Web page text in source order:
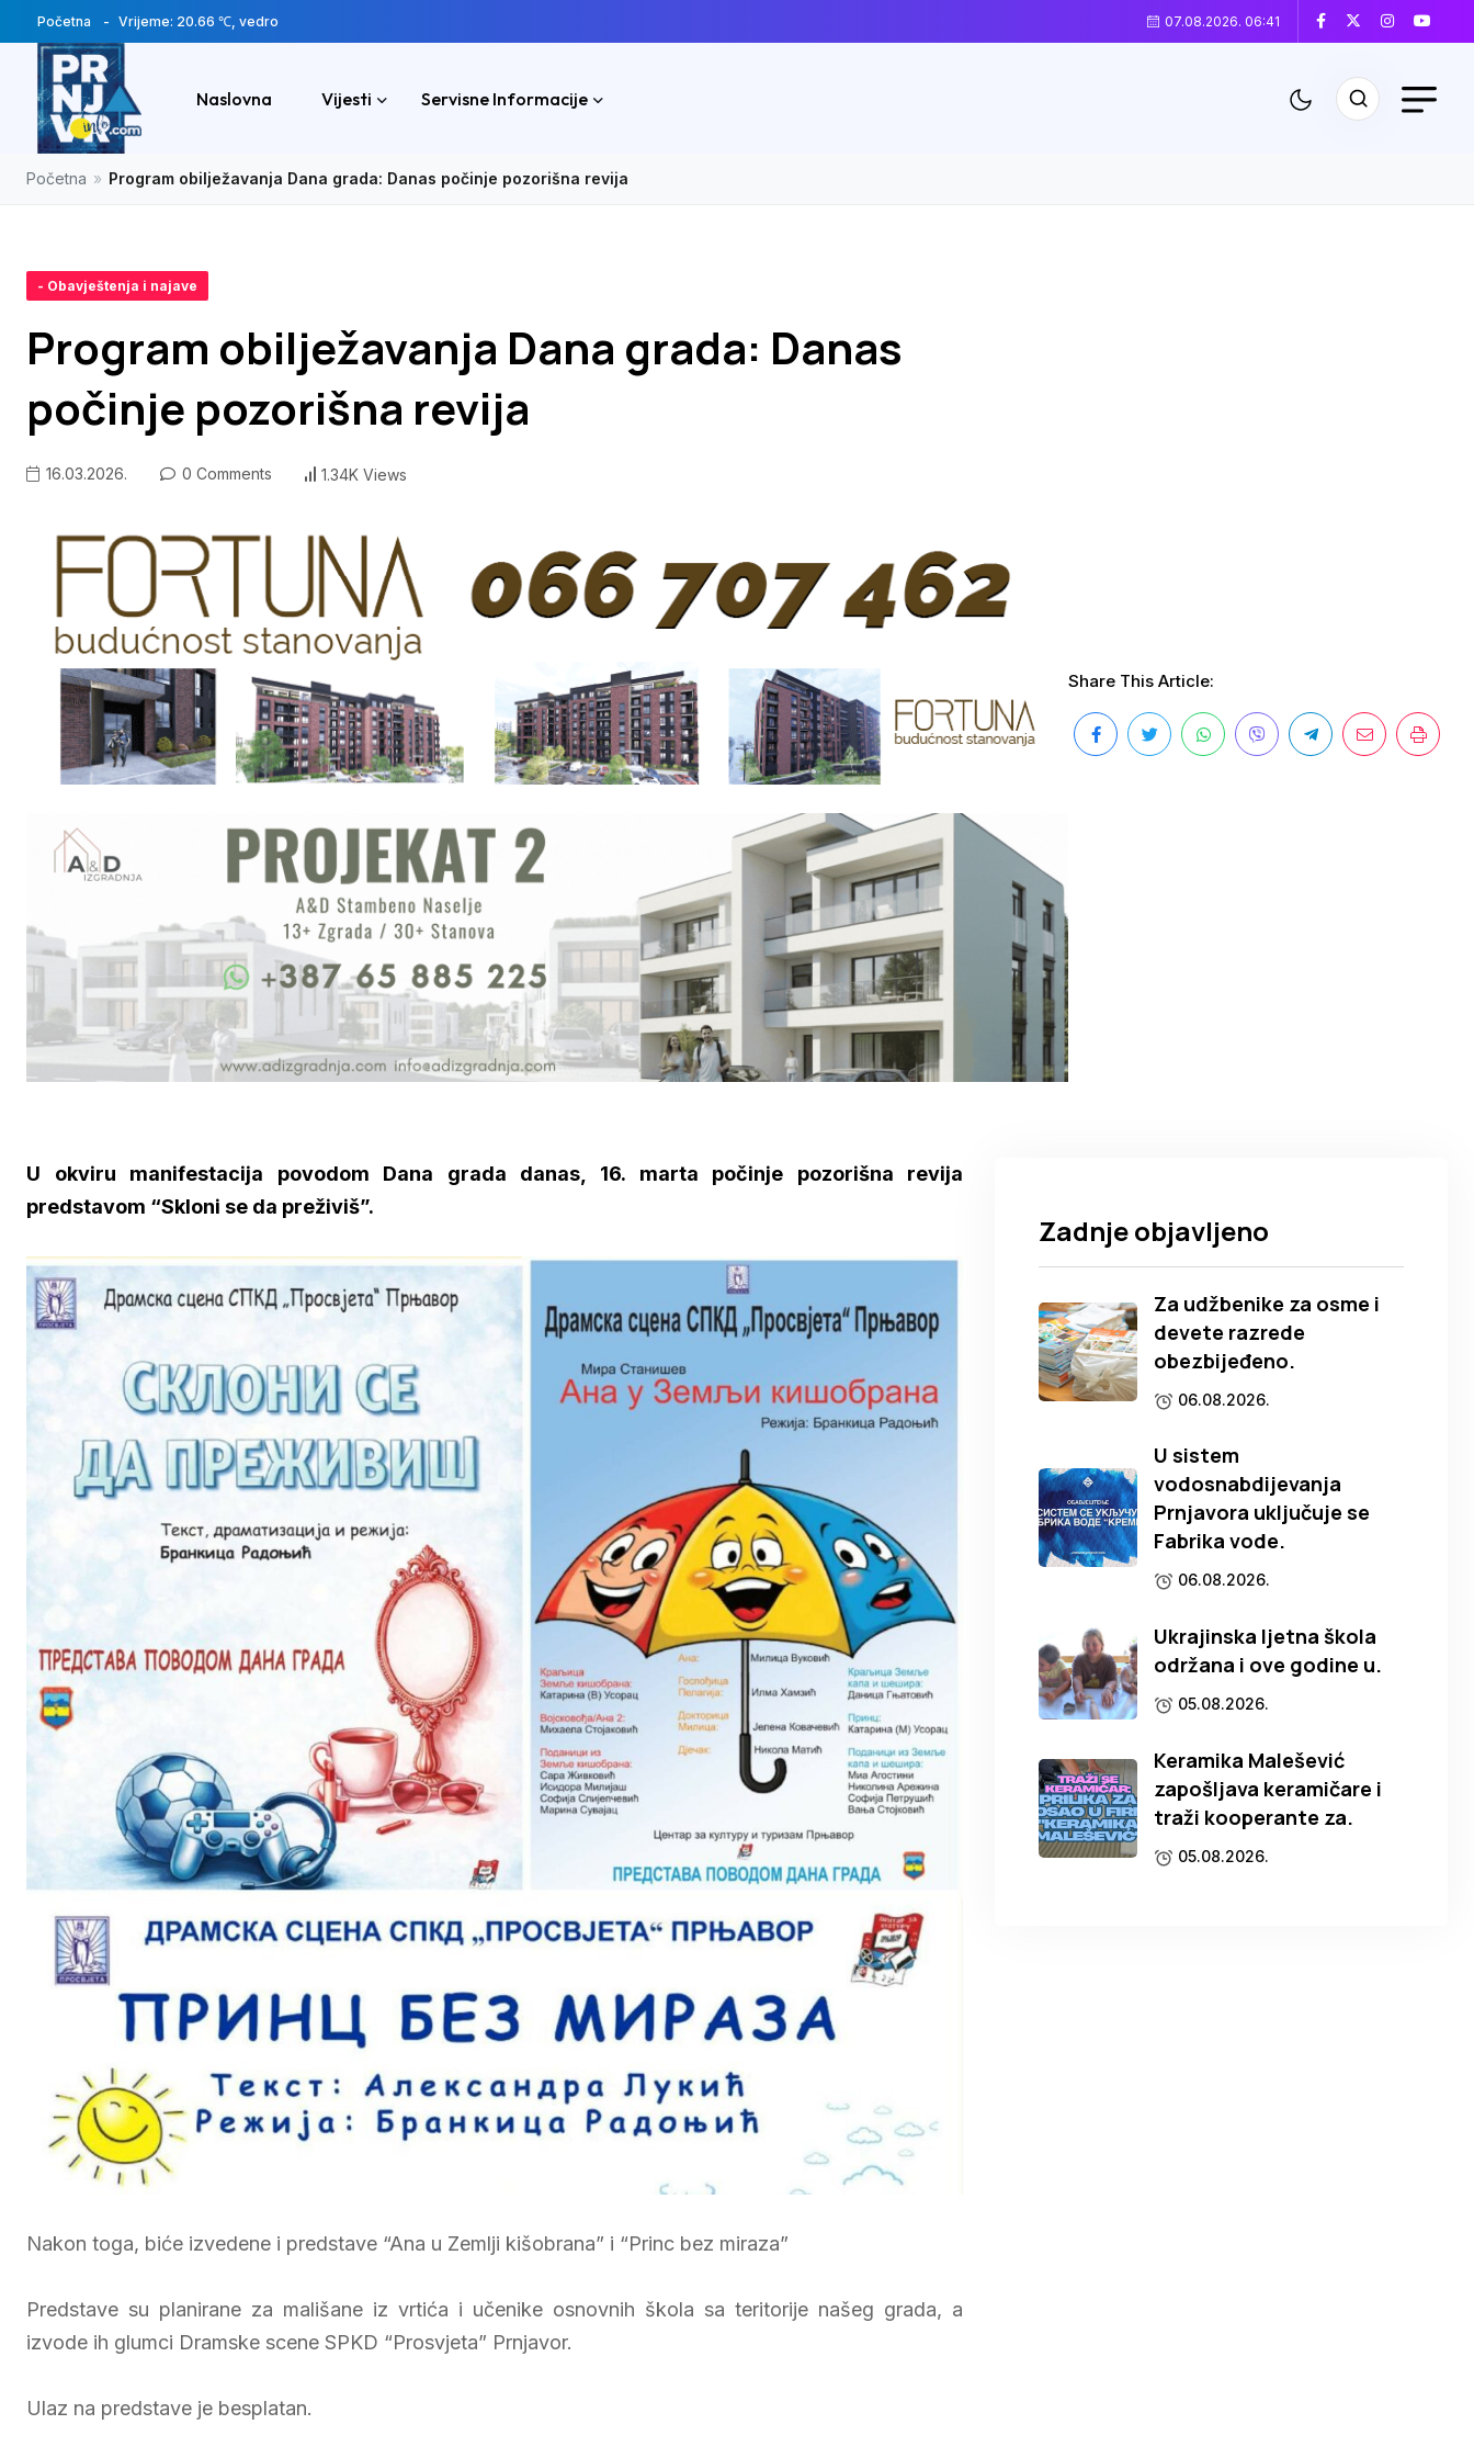
Početna Vrijeme: 20.66 ℃, vedro 07.08.2026. 06:41
Naslovna Vijesti Servisne Informacije
Početna » Program obilježavanja Dana grada: Danas počinje pozorišna revija
- Obavještenja i najave
Program obilježavanja Dana grada: Danas
počinje pozorišna revija
16.03.2026. 0 Comments 1.34K Views
Share This Article:
U okviru manifestacija povodom Dana grada danas, 16. marta počinje pozorišna revija
predstavom “Skloni se da preživiš”.
Nakon toga, biće izvedene i predstave “Ana u Zemlji kišobrana” i “Princ bez miraza”
Predstave su planirane za mališane iz vrtića i učenike osnovnih škola sa teritorije našeg grada, a
izvode ih glumci Dramske scene SPKD “Prosvjeta” Prnjavor.
Ulaz na predstave je besplatan.
Zadnje objavljeno
Za udžbenike za osme i
devete razrede
obezbijeđeno.
06.08.2026.
U sistem
vodosnabdijevanja
Prnjavora uključuje se
Fabrika vode.
06.08.2026.
Ukrajinska ljetna škola
održana i ove godine u.
05.08.2026.
Keramika Malešević
zapošljava keramičare i
traži kooperante za.
05.08.2026.